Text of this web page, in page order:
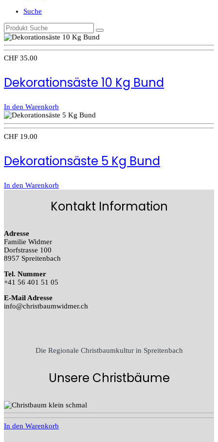
Suche
CHF 35.00
Dekorationsäste 10 Kg Bund
In den Warenkorb
CHF 19.00
Dekorationsäste 5 Kg Bund
In den Warenkorb
Kontakt Information
Adresse
Familie Widmer
Dorfstrasse 100
8957 Spreitenbach
Tel. Nummer
+41 56 401 51 05
E-Mail Adresse
info@christbaumwidmer.ch
Die Regionale Christbaumkultur in Spreitenbach
Unsere Christbäume
In den Warenkorb